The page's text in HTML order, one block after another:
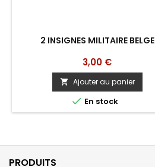
2 INSIGNES MILITAIRE BELGE
Prix
3,00 €
 Ajouter au panier
 En stock
PRODUITS